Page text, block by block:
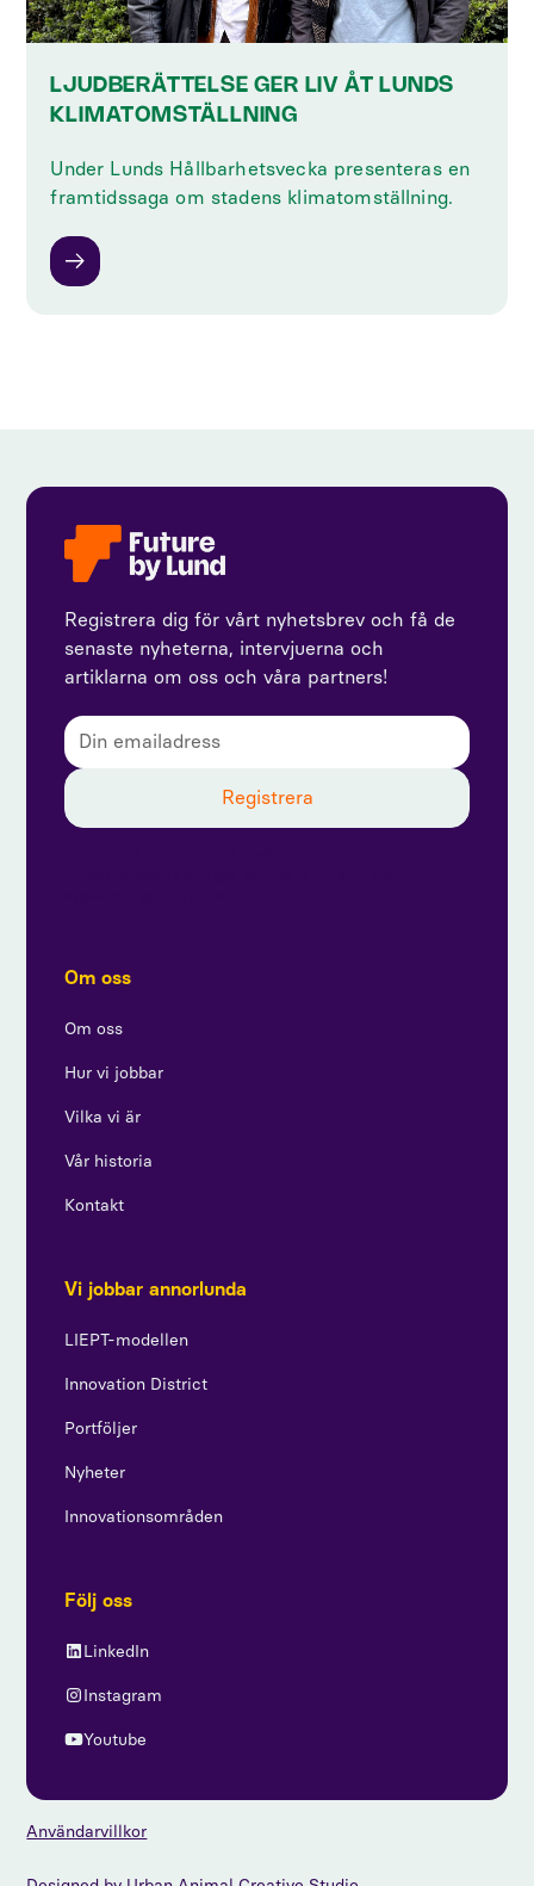
LJUDBERÄTTELSE GER LIV ÅT LUNDS
KLIMATOMSTÄLLNING
Under Lunds Hållbarhetsvecka presenteras en
framtidssaga om stadens klimatomställning.
Registrera dig för vårt nyhetsbrev och få de
senaste nyheterna, intervjuerna och
artiklarna om oss och våra partners!
Om oss
Om oss
Hur vi jobbar
Vilka vi är
Vår historia
Kontakt
Vi jobbar annorlunda
LIEPT-modellen
Innovation District
Portföljer
Nyheter
Innovationsområden
Följ oss
LinkedIn
Instagram
Youtube
Användarvillkor